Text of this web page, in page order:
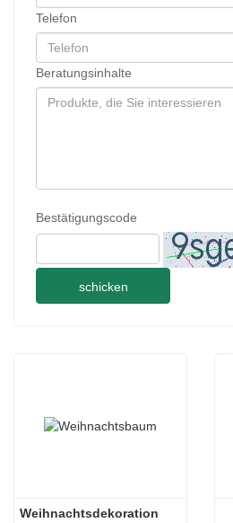
Telefon
Beratungsinhalte
Bestätigungscode
schicken
Weihnachtsdekoration